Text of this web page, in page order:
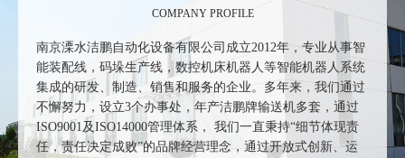
COMPANY PROFILE
南京溧水洁鹏自动化设备有限公司成立2012年，专业从事智
能装配线，码垛生产线，数控机床机器人等智能机器人系统
集成的研发、制造、销售和服务的企业。多年来，我们通过
不懈努力，设立3个办事处，年产洁鹏牌输送机多套，通过
ISO9001及ISO14000管理体系， 我们一直秉持“细节体现责
任，责任决定成败”的品牌经营理念，通过开放式创新、运